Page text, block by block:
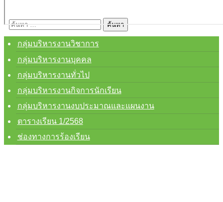
ค้นหา
สำหรับ:
กลุ่มบริหารงานวิชาการ
กลุ่มบริหารงานบุคคล
กลุ่มบริหารงานทั่วไป
กลุ่มบริหารงานกิจการนักเรียน
กลุ่มบริหารงานงบประมาณและแผนงาน
ตารางเรียน 1/2568
ช่องทางการร้องเรียน